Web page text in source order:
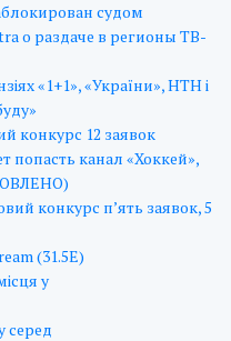
судом
о раздаче в регионы ТВ-
«1+1», «України», НТН і
конкурс 12 заявок
попасть канал «Хоккей»,
конкурс п’ять заявок, 5
(31.5E)
у
серед